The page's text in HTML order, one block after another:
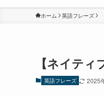
ホーム 英語フレーズ
【ネイテ
英語フレーズ 2025